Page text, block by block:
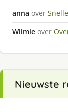
anna over
Wilmie over
Nieuwste